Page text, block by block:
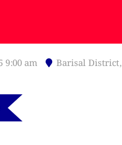
9:00 am Barisal District,